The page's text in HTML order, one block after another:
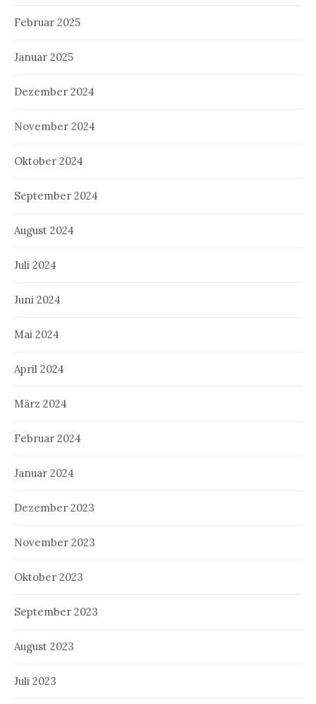
Februar 2025
Januar 2025
Dezember 2024
November 2024
Oktober 2024
September 2024
August 2024
Juli 2024
Juni 2024
Mai 2024
April 2024
März 2024
Februar 2024
Januar 2024
Dezember 2023
November 2023
Oktober 2023
September 2023
August 2023
Juli 2023